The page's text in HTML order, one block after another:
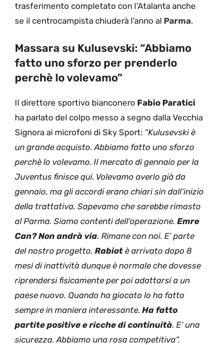
trasferimento completato con l’Atalanta anche
se il centrocampista chiuderà l’anno al Parma.
Massara su Kulusevski: “Abbiamo
fatto uno sforzo per prenderlo
perchè lo volevamo”
Il direttore sportivo bianconero Fabio Paratici
ha parlato del colpo messo a segno dalla Vecchia
Signora ai microfoni di Sky Sport: “Kulusevski è
un grande acquisto. Abbiamo fatto uno sforzo
perchè lo volevamo. Il mercato di gennaio per la
Juventus finisce qui. Volevamo averlo già da
gennaio, ma gli accordi erano chiari sin dall’inizio
della trattativa. Sapevamo che sarebbe rimasto
al Parma. Siamo contenti dell’operazione. Emre
Can? Non andrà via. Rimane con noi. E’ parte
del nostro progetto. Rabiot è arrivato dopo 8
mesi di inattività dunque è normale che dovesse
riprendersi fisicamente per poi adattarsi a un
paese nuovo. Quando ha giocato lo ha fatto
sempre in maniera interessante. Ha fatto
partite positive e ricche di continuità. E’ una
sicurezza. Abbiamo una rosa competitiva”.